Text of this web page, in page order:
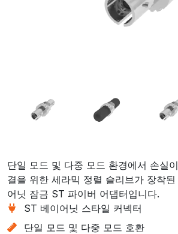
단일 모드 및 다중 모드 환경에서 손실
결을 위한 세라믹 정렬 슬리브가 장착
어닛 잠금 ST 파이버 어댑터입니다.
ST 베이어닛 스타일 커넥터
단일 모드 및 다중 모드 호환